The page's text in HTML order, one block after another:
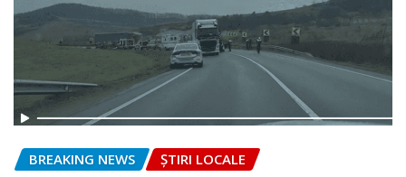
BREAKING NEWS ȘTIRI LOCALE